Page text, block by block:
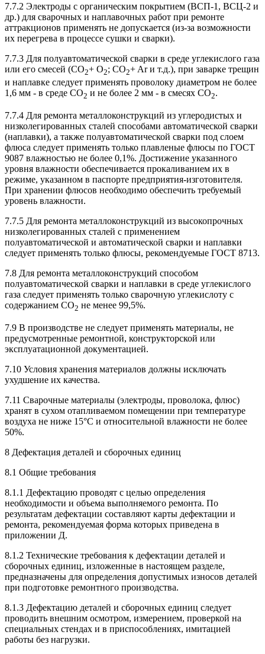
7.7.2 Электроды с органическим покрытием (ВСП-1, ВСЦ-2 и
др.) для сварочных и наплавочных работ при ремонте
аттракционов применять не допускается (из-за возможности
их перегрева в процессе сушки и сварки).
7.7.3 Для полуавтоматической сварки в среде углекислого газа
или его смесей (CO2+ O2; CO2+ Ar и т.д.), при заварке трещин
и наплавке следует применять проволоку диаметром не более
1,6 мм - в среде CO2 и не более 2 мм - в смесях CO2.
7.7.4 Для ремонта металлоконструкций из углеродистых и
низколегированных сталей способами автоматической сварки
(наплавки), а также полуавтоматической сварки под слоем
флюса следует применять только плавленые флюсы по ГОСТ
9087 влажностью не более 0,1%. Достижение указанного
уровня влажности обеспечивается прокаливанием их в
режиме, указанном в паспорте предприятия-изготовителя.
При хранении флюсов необходимо обеспечить требуемый
уровень влажности.
7.7.5 Для ремонта металлоконструкций из высокопрочных
низколегированных сталей с применением
полуавтоматической и автоматической сварки и наплавки
следует применять только флюсы, рекомендуемые ГОСТ 8713.
7.8 Для ремонта металлоконструкций способом
полуавтоматической сварки и наплавки в среде углекислого
газа следует применять только сварочную углекислоту с
содержанием CO2 не менее 99,5%.
7.9 В производстве не следует применять материалы, не
предусмотренные ремонтной, конструкторской или
эксплуатационной документацией.
7.10 Условия хранения материалов должны исключать
ухудшение их качества.
7.11 Сварочные материалы (электроды, проволока, флюс)
хранят в сухом отапливаемом помещении при температуре
воздуха не ниже 15°С и относительной влажности не более
50%.
8 Дефектация деталей и сборочных единиц
8.1 Общие требования
8.1.1 Дефектацию проводят с целью определения
необходимости и объема выполняемого ремонта. По
результатам дефектации составляют карты дефектации и
ремонта, рекомендуемая форма которых приведена в
приложении Д.
8.1.2 Технические требования к дефектации деталей и
сборочных единиц, изложенные в настоящем разделе,
предназначены для определения допустимых износов деталей
при подготовке ремонтного производства.
8.1.3 Дефектацию деталей и сборочных единиц следует
проводить внешним осмотром, измерением, проверкой на
специальных стендах и в приспособлениях, имитацией
работы без нагрузки.